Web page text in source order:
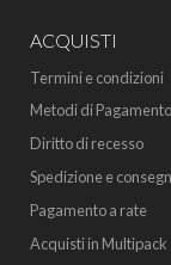
ACQUISTI
Termini e condizioni
Metodi di Pagamento
Diritto di recesso
Spedizione e
Pagamento a rate
Acquisti in Multipack